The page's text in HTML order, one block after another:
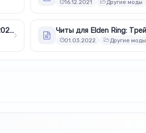
16.12.2021 Другие моды
Трейнер/Trainer (+15) для God of War (2022)
01.03.2022 Другие моды